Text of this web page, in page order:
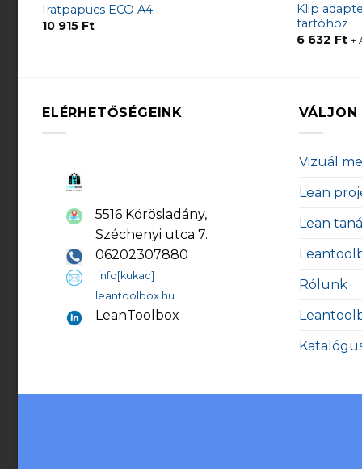
Iratpapucs ECO A4
10 915 Ft
Klip
tartóhoz
6 632 Ft +
ELÉRHETŐSÉGEINK
5516 Körösladány,
Széchenyi utca 7.
06202307880
info[kukac]
leantoolbox.hu
LeanToolbox
Vizuál
Lean
Lean
Rólunk